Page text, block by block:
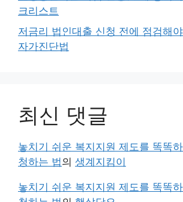
크리스트
저금리 법인대출 신청 전에 점검해
자가진단법
최신 댓글
놓치기 쉬운 복지지원 제도를 똑똑
청하는 법의 생계지킴이
놓치기 쉬운 복지지원 제도를 똑똑